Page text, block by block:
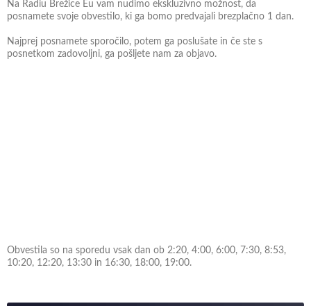
Na Radiu Brežice Eu vam nudimo ekskluzivno možnost, da
posnamete svoje obvestilo, ki ga bomo predvajali brezplačno 1 dan.
Najprej posnamete sporočilo, potem ga poslušate in če ste s
posnetkom zadovoljni, ga pošljete nam za objavo.
Obvestila so na sporedu vsak dan ob 2:20, 4:00, 6:00, 7:30, 8:53,
10:20, 12:20, 13:30 in 16:30, 18:00, 19:00.